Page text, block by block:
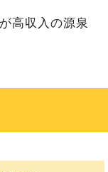
収入の源泉